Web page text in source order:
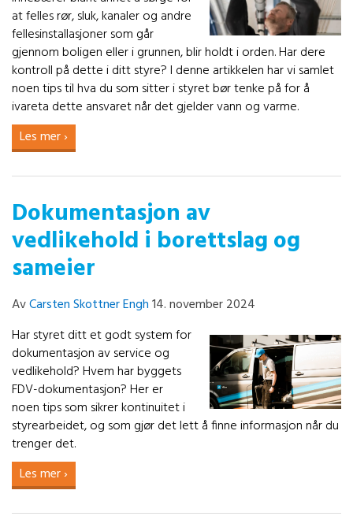
at felles rør, sluk, kanaler og andre
fellesinstallasjoner som går
gjennom boligen eller i grunnen, blir holdt i orden. Har dere
kontroll på dette i ditt styre? I denne artikkelen har vi samlet
noen tips til hva du som sitter i styret bør tenke på for å
ivareta dette ansvaret når det gjelder vann og varme.
Les mer ›
Dokumentasjon av
vedlikehold i borettslag og
sameier
AvCarsten Skottner Engh14. november 2024
Har styret ditt et godt system for
dokumentasjon av service og
vedlikehold? Hvem har byggets
FDV-dokumentasjon? Her er
noen tips som sikrer kontinuitet i
styrearbeidet, og som gjør det lett å finne informasjon når du
trenger det.
Les mer ›